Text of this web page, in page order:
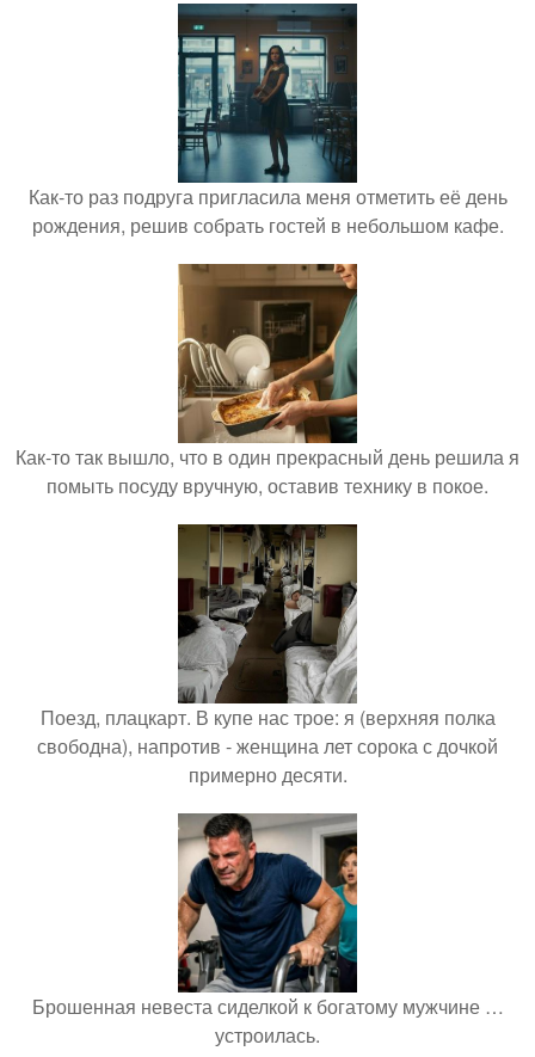
Как-то раз подруга пригласила меня отметить её день
рождения, решив собрать гостей в небольшом кафе.
Как-то так вышло, что в один прекрасный день решила я
помыть посуду вручную, оставив технику в покое.
Поезд, плацкарт. В купе нас трое: я (верхняя полка
свободна), напротив - женщина лет сорока с дочкой
примерно десяти.
Брошенная невеста сиделкой к богатому мужчине …
устроилась.